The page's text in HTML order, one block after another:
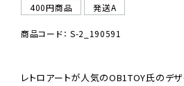
400円商品
発送A
商品コード： S-2_190591
レトロアートが人気のOB1TOY氏のデ